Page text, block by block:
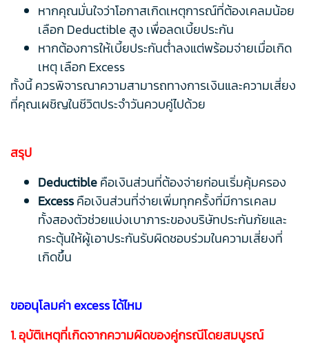
หากคุณมั่นใจว่าโอกาสเกิดเหตุการณ์ที่ต้องเคลมน้อย
เลือก Deductible สูง เพื่อลดเบี้ยประกัน
หากต้องการให้เบี้ยประกันต่ำลงแต่พร้อมจ่ายเมื่อเกิด
เหตุ เลือก Excess
ทั้งนี้ ควรพิจารณาความสามารถทางการเงินและความเสี่ยง
ที่คุณเผชิญในชีวิตประจำวันควบคู่ไปด้วย
สรุป
Deductibleคือเงินส่วนที่ต้องจ่ายก่อนเริ่มคุ้มครอง
Excessคือเงินส่วนที่จ่ายเพิ่มทุกครั้งที่มีการเคลม
ทั้งสองตัวช่วยแบ่งเบาภาระของบริษัทประกันภัยและ
กระตุ้นให้ผู้เอาประกันรับผิดชอบร่วมในความเสี่ยงที่
เกิดขึ้น
ขออนุโลมค่า excess ได้ไหม
1. อุบัติเหตุที่เกิดจากความผิดของคู่กรณีโดยสมบูรณ์